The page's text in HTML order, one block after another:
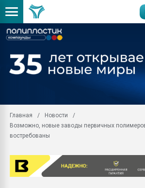
Главная
Новости
Возможно, новые заводы первичных
востребованы